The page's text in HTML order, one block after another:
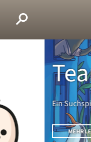
Team
Ein Suchspiel mit
MEHR LESEN